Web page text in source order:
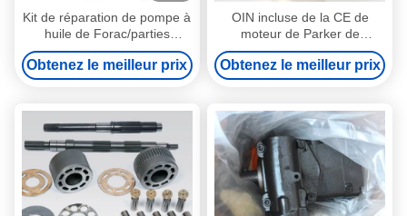
Kit de réparation de pompe à
huile de Forac/parties
hydrauliques de pompe à
engrenages expédition - de 3
jours ouvrables
Obtenez le meilleur prix
OIN incluse de la CE de
moteur de Parker de
reconstruction de kits de
boule de guide de plat
hydraulique de valve
Obtenez le meilleur prix